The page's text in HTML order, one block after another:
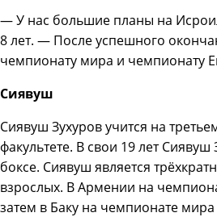
— У нас большие планы на
8 лет. — После успешного
чемпионату мира и чемпионату
Сиявуш
Сиявуш Зухуров учится на
факультете. В свои 19 лет
боксе. Сиявуш является
взрослых. В Армении на
затем в Баку на чемпионате